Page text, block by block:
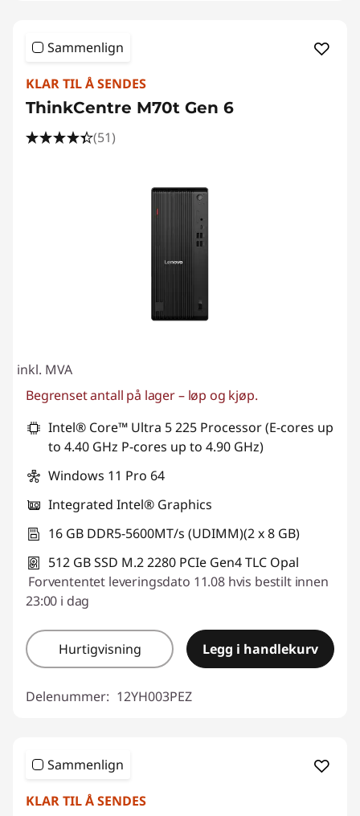
Sammenlign
KLAR TIL Å SENDES
ThinkCentre M70t Gen 6
(51)
inkl. MVA
Begrenset antall på lager – løp og kjøp.
Intel® Core™ Ultra 5 225 Processor (E-cores up
to 4.40 GHz P-cores up to 4.90 GHz)
Windows 11 Pro 64
Integrated Intel® Graphics
16 GB DDR5-5600MT/s (UDIMM)(2 x 8 GB)
512 GB SSD M.2 2280 PCIe Gen4 TLC Opal
Forvententet leveringsdato 11.08 hvis bestilt innen
23:00 i dag
Hurtigvisning Legg i handlekurv
Delenummer: 12YH003PEZ
Sammenlign
KLAR TIL Å SENDES